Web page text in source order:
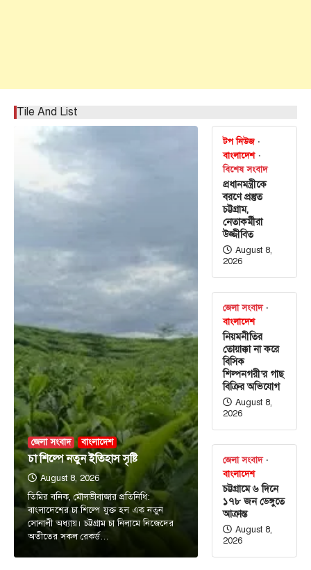
Tile And List
জেলা সংবাদ বাংলাদেশ
চা শিল্পে নতুন ইতিহাস সৃষ্টি
August 8, 2026
তিমির বনিক, মৌলভীবাজার প্রতিনিধি:
বাংলাদেশের চা শিল্পে যুক্ত হল এক নতুন
সোনালী অধ্যায়। চট্টগ্রাম চা নিলামে নিজেদের
অতীতের সকল রেকর্ড…
টপ নিউজ
বাংলাদেশ
বিশেষ সংবাদ
প্রধানমন্ত্রীকে
বরণে প্রস্তুত
চট্টগ্রাম,
নেতাকর্মীরা
উজ্জীবিত
August 8,
2026
জেলা সংবাদ
বাংলাদেশ
নিয়মনীতির
তোয়াক্কা না করে
বিসিক
শিল্পনগরী’র গাছ
বিক্রির অভিযোগ
August 8,
2026
জেলা সংবাদ
বাংলাদেশ
চট্টগ্রামে ৬ দিনে
১৭৮ জন ডেঙ্গুতে
আক্রান্ত
August 8,
2026